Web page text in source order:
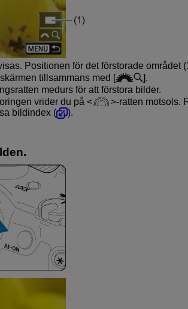
Positionen för det förstorade området
tillsammans med [
].
medurs för att förstora bilder.
vrider du på
-ratten motsols.
bildindex (
).